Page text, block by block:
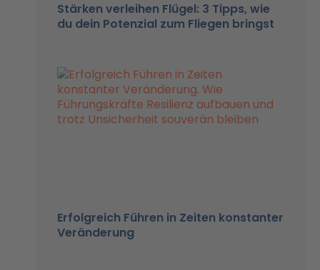
Stärken verleihen Flügel: 3 Tipps, wie
du dein Potenzial zum Fliegen bringst
Erfolgreich Führen in Zeiten konstanter
Veränderung